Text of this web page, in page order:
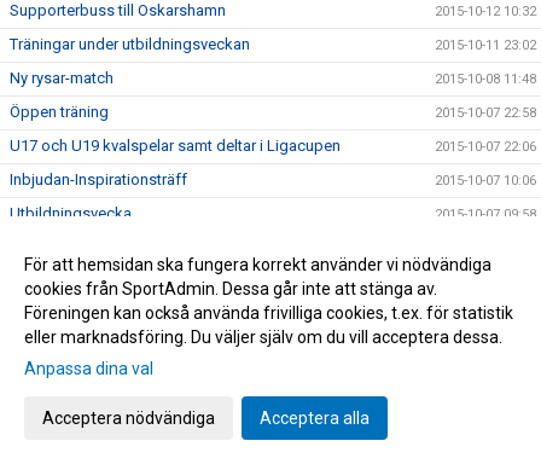
Supporterbuss till Oskarshamn 2015-10-12 10:32
Träningar under utbildningsveckan 2015-10-11 23:02
Ny rysar-match 2015-10-08 11:48
Öppen träning 2015-10-07 22:58
U17 och U19 kvalspelar samt deltar i Ligacupen 2015-10-07 22:06
Inbjudan-Inspirationsträff 2015-10-07 10:06
Utbildningsvecka 2015-10-07 09:58
Tack från Röda Korset
U19 gav Degerfors en fight! 2015-10-05 14:05
Storpublik inför kvällens "västderby" på Gamla Ullevi
Bilder från lördagens cupäventyr på Borås Arena
Idag spelar vi om pokalerna
För att hemsidan ska fungera korrekt använder vi nödvändiga
cookies från SportAdmin. Dessa går inte att stänga av.
Föreningen kan också använda frivilliga cookies, t.ex. för statistik
eller marknadsföring. Du väljer själv om du vill acceptera dessa.
Anpassa dina val
Acceptera nödvändiga Acceptera alla